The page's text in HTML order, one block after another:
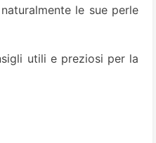
le sue perle
utili e preziosi per la